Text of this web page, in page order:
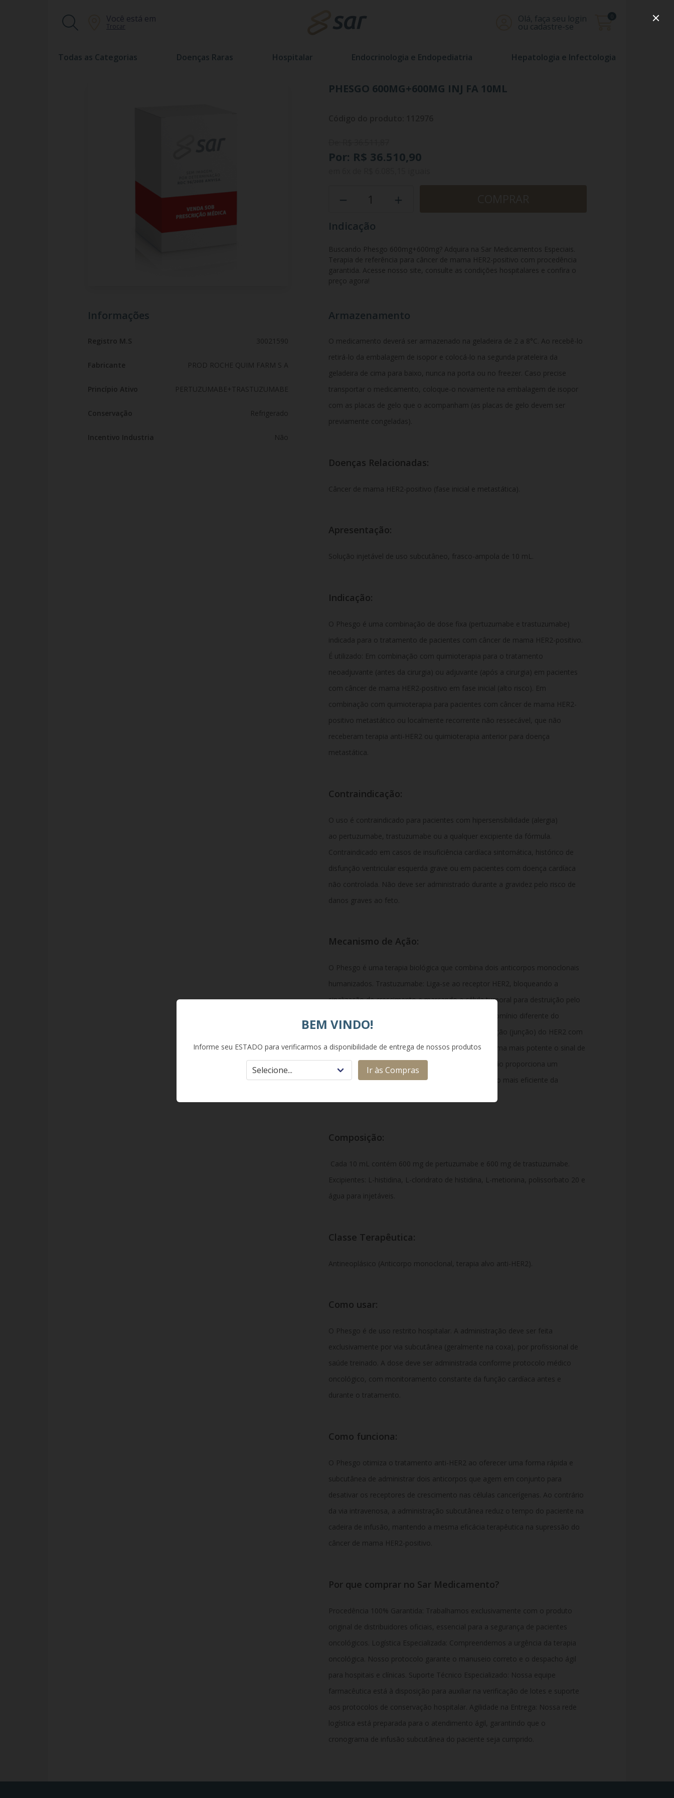
Você está em
Trocar
Olá, faça seu login
ou cadastre-se
0
Todas as Categorias Doenças Raras Hospitalar Endocrinologia e Endopediatria Hepatologia e Infectologia
PHESGO 600MG+600MG INJ FA 10ML
Por: R$ 36.510,90
Indicação
Buscando Phesgo 600mg+600mg? Adquira na Sar Medicamentos Especiais.
Terapia de referência para câncer de mama HER2-positivo com procedência
garantida. Acesse nosso site, consulte as condições hospitalares e confira o
preço agora!
Informações
Registro M.S 30021590
Fabricante PROD ROCHE QUIM FARM S A
Princípio Ativo PERTUZUMABE+TRASTUZUMABE
Conservação Refrigerado
Incentivo Industria Não
Armazenamento
O medicamento deverá ser armazenado na geladeira de 2 a 8°C. Ao recebê-lo
retirá-lo da embalagem de isopor e colocá-lo na segunda prateleira da
geladeira de cima para baixo, nunca na porta ou no freezer. Caso precise
transportar o medicamento, coloque-o novamente na embalagem de isopor
com as placas de gelo que o acompanham (as placas de gelo devem ser
previamente congeladas).
Doenças Relacionadas:
Câncer de mama HER2-positivo (fase inicial e metastática).
Apresentação:
Solução injetável de uso subcutâneo, frasco-ampola de 10 mL.
Indicação:
O Phesgo é uma combinação de dose fixa (pertuzumabe e trastuzumabe)
indicada para o tratamento de pacientes com câncer de mama HER2-positivo.
É utilizado: Em combinação com quimioterapia para o tratamento
neoadjuvante (antes da cirurgia) ou adjuvante (após a cirurgia) em pacientes
com câncer de mama HER2-positivo em fase inicial (alto risco). Em
combinação com quimioterapia para pacientes com câncer de mama HER2-
positivo metastático ou localmente recorrente não ressecável, que não
receberam terapia anti-HER2 ou quimioterapia anterior para doença
metastática.
Contraindicação:
O uso é contraindicado para pacientes com hipersensibilidade (alergia)
ao pertuzumabe, trastuzumabe ou a qualquer excipiente da fórmula.
Contraindicado em casos de insuficiência cardíaca sintomática, histórico de
disfunção ventricular esquerda grave ou em pacientes com doença cardíaca
não controlada. Não deve ser administrado durante a gravidez pelo risco de
danos graves ao feto.
Mecanismo de Ação:
O Phesgo é uma terapia biológica que combina dois anticorpos monoclonais
humanizados. Trastuzumabe: Liga-se ao receptor HER2, bloqueando a
sinalização de crescimento e marcando a célula tumoral para destruição pelo
sistema imunológico. Pertuzumabe: Liga-se a um domínio diferente do
receptor HER2, inibindo especificamente a dimerização (junção) do HER2 com
outros receptores (como HER3), bloqueando de forma mais potente o sinal de
crescimento e sobrevivência do tumor. A combinação proporciona um
bloqueio duplo do HER2, resultando em uma inibição mais eficiente da
Composição:
Cada 10 mL contém 600 mg de pertuzumabe e 600 mg de trastuzumabe.
Excipientes: L-histidina, L-cloridrato de histidina, L-metionina, polissorbato 20 e
água para injetáveis.
Classe Terapêutica:
Antineoplásico (Anticorpo monoclonal, terapia alvo anti-HER2).
Como usar:
O Phesgo é de uso restrito hospitalar. A administração deve ser feita
exclusivamente por via subcutânea (geralmente na coxa), por profissional de
saúde treinado. A dose deve ser administrada conforme protocolo médico
oncológico, com monitoramento constante da função cardíaca antes e
durante o tratamento.
Como funciona:
O Phesgo otimiza o tratamento anti-HER2 ao oferecer uma forma rápida e
subcutânea de administrar dois anticorpos que agem em conjunto para
desativar os receptores de crescimento nas células cancerígenas. Ao contrário
da via intravenosa, a administração subcutânea reduz o tempo do paciente na
cadeira de infusão, mantendo a mesma eficácia terapêutica na supressão do
câncer de mama HER2-positivo.
Por que comprar no Sar Medicamento?
Procedência 100% Garantida: Trabalhamos exclusivamente com o produto
original de distribuidores oficiais, essencial para a segurança de pacientes
oncológicos. Logística Especializada: Compreendemos a urgência da terapia
oncológica. Nosso protocolo garante o manuseio correto e o despacho ágil
para hospitais e clínicas. Suporte Técnico Especializado: Nossa equipe
farmacêutica está à disposição para auxiliar na verificação de lotes e suporte
aos protocolos de conservação hospitalar. Agilidade na Entrega: Nossa rede
logística está preparada para o atendimento ágil, garantindo que o
cronograma de infusão subcutânea do paciente seja cumprido.
BEM VINDO!
Informe seu ESTADO para verificarmos a disponibilidade de entrega de nossos produtos
Ir às Compras